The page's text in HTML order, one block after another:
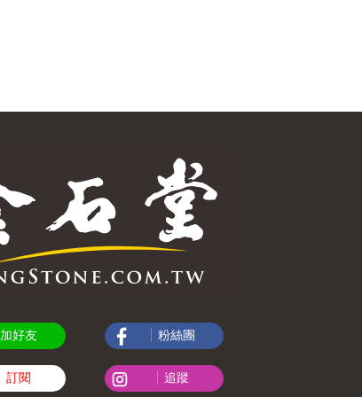
加好友
訂閱
粉絲團
追蹤